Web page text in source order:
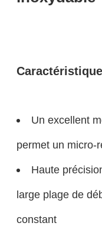
Un excellent
permet un micro-
Haute
large plage de
constant